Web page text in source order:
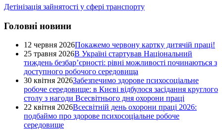
Детінізація зайнятості у сфері транспорту
Головні новини
12 червня 2026Покажемо червону картку дитячій праці!
25 травня 2026В Україні стартував Національний
тиждень безбар’єрності: рівні можливості починаються з
доступного робочого середовища
30 квітня 2026Забезпечимо здорове психосоціальне
робоче середовище: в Києві відбулося засідання круглого
столу з нагоди Всесвітнього дня охорони праці
22 квітня 2026Всесвітній день охорони праці 2026:
подбаймо про здорове психосоціальне робоче
середовище